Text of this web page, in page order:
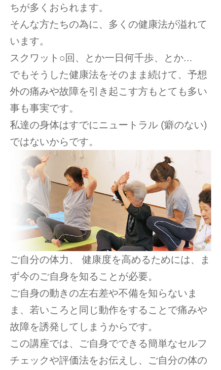
ちが多くおられます。
そんな方たちの為に、多くの健康法が溢れて
います。
スクワット○回、とか一日何千歩、とか...
でもそうした健康法をそのまま続けて、予想
外の痛みや故障を引き起こす方もとても多い
事も事実です。
私達の身体はすでにニュートラル (癖のない)
ではないからです。
ご自分の体力、 健康度を高めるためには、ま
ず今のご自身を知ることが必要。
ご自身の動きの左右差や不備を知らないま
ま、若いころと同じ動作をすることで痛みや
故障を誘発してしまうからです。
この講座では、ご自身でできる簡単なセルフ
チェックや評価法をお伝えし、ご自分の体の